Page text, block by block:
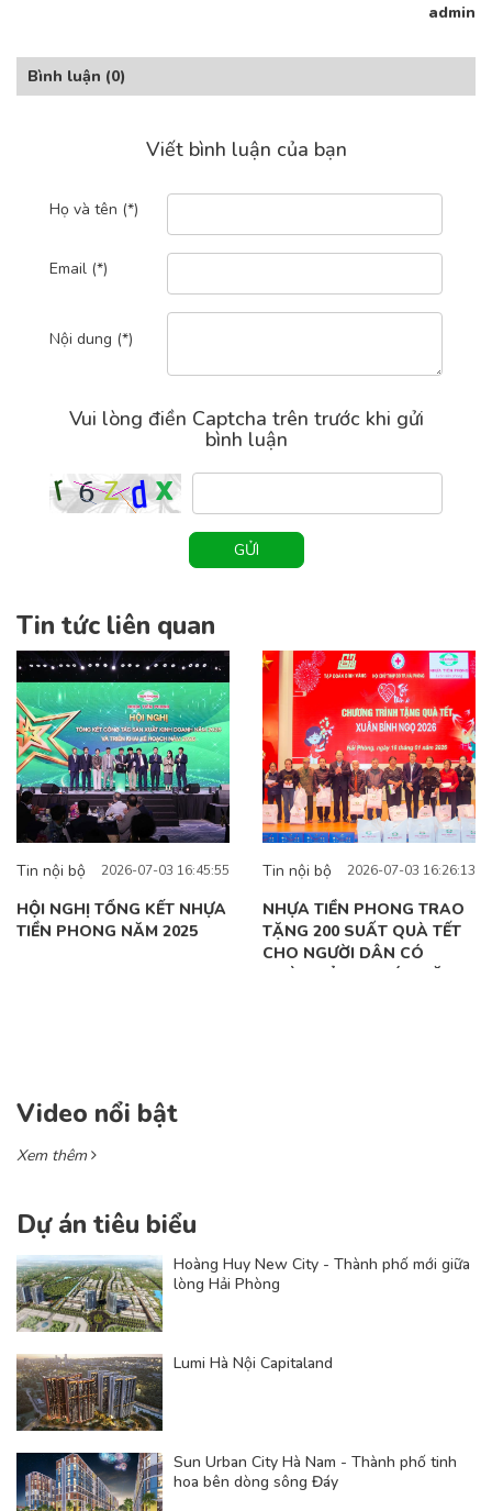
admin
Bình luận (0)
Viết bình luận của bạn
Họ và tên (*)
Email (*)
Nội dung (*)
Vui lòng điền Captcha trên trước khi gửi
bình luận
GỬI
Tin tức liên quan
Tin nội bộ 2026-07-03 16:45:55
HỘI NGHỊ TỔNG KẾT NHỰA
TIỀN PHONG NĂM 2025
Tin nội bộ 2026-07-03 16:26:13
NHỰA TIỀN PHONG TRAO
TẶNG 200 SUẤT QUÀ TẾT
CHO NGƯỜI DÂN CÓ
HOÀN CẢNH KHÓ KHĂN
Video nổi bật
Xem thêm
Dự án tiêu biểu
Hoàng Huy New City - Thành phố mới giữa
lòng Hải Phòng
Lumi Hà Nội Capitaland
Sun Urban City Hà Nam - Thành phố tinh
hoa bên dòng sông Đáy